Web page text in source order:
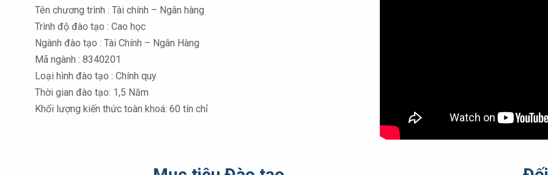
Tên chương trình : Tài chính – Ngân hàng
Trình độ đào tạo : Cao học
Ngành đào tạo : Tài Chính – Ngân Hàng
Mã ngành : 8340201
Loại hình đào tạo : Chính quy
Thời gian đào tạo: 1,5 Năm
Khối lượng kiến thức toàn khoá: 60 tín chỉ